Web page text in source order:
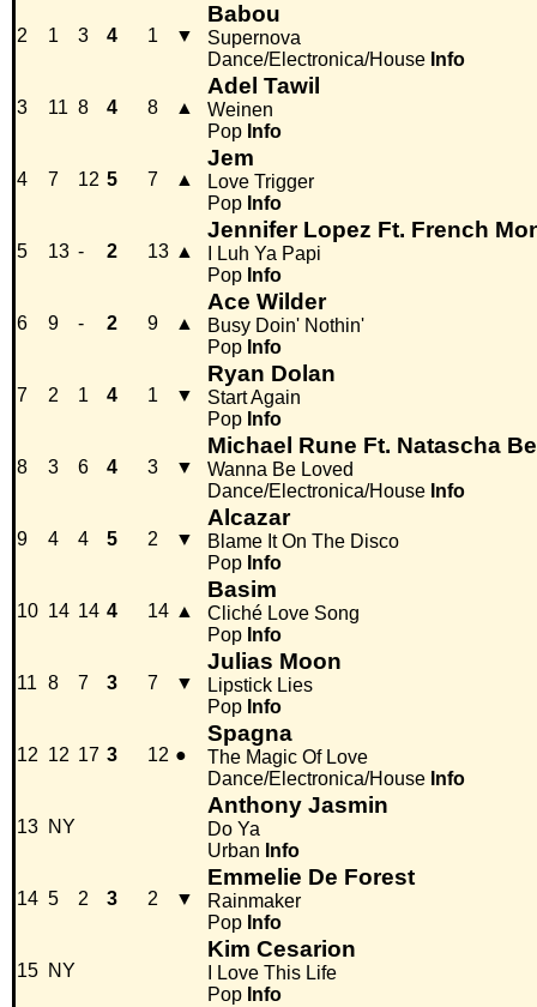
2 1 3 4 1 ▼
Babou
Supernova
Dance/Electronica/House Info
3 11 8 4 8 ▲
Adel Tawil
Weinen
Pop Info
4 7 12 5 7 ▲
Jem
Love Trigger
Pop Info
5 13 - 2 13 ▲
Jennifer Lopez Ft. French
I Luh Ya Papi
Pop Info
6 9 - 2 9 ▲
Ace Wilder
Busy Doin' Nothin'
Pop Info
7 2 1 4 1 ▼
Ryan Dolan
Start Again
Pop Info
8 3 6 4 3 ▼
Michael Rune Ft. Natascha
Wanna Be Loved
Dance/Electronica/House Info
9 4 4 5 2 ▼
Alcazar
Blame It On The Disco
Pop Info
10 14 14 4 14 ▲
Basim
Cliché Love Song
Pop Info
11 8 7 3 7 ▼
Julias Moon
Lipstick Lies
Pop Info
12 12 17 3 12 ●
Spagna
The Magic Of Love
Dance/Electronica/House Info
13 NY
Anthony Jasmin
Do Ya
Urban Info
14 5 2 3 2 ▼
Emmelie De Forest
Rainmaker
Pop Info
15 NY
Kim Cesarion
I Love This Life
Pop Info